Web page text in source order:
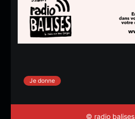
Je donne
© radio balises